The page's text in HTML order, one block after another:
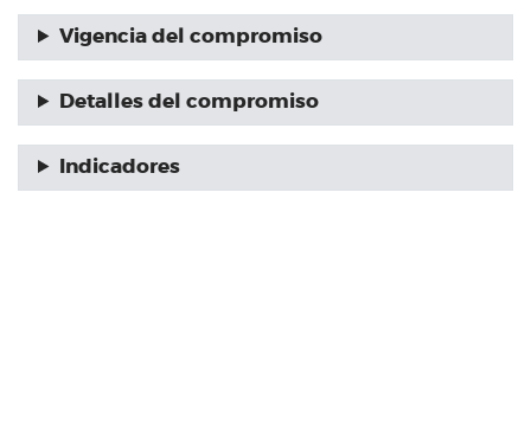
Vigencia del compromiso
Detalles del compromiso
Indicadores